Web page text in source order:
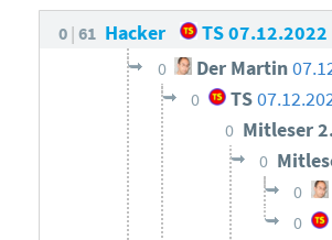
0 61 Hacker TS07.12.2022
0 Der Martin
0 TS
0 Mitleser
0
0
0